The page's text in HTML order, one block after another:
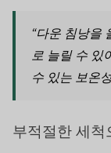
“다운 침낭을
로 늘릴 수 있
수 있는 보온
부적절한 세척